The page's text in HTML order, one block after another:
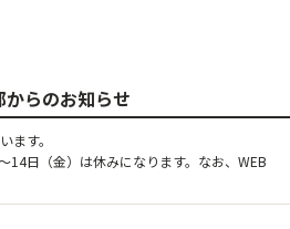
からのお知らせ
ます。
14日（金）は休みになります。なお、WEB